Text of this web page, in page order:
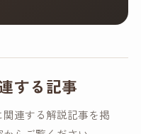
する記事
連する解説記事を掲